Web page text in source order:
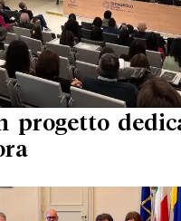
progetto